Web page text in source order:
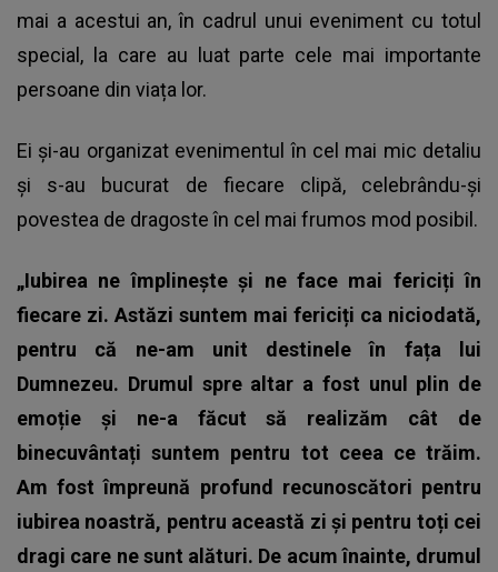
mai a acestui an, în cadrul unui eveniment cu totul
special, la care au luat parte cele mai importante
persoane din viața lor.
Ei și-au organizat evenimentul în cel mai mic detaliu
și s-au bucurat de fiecare clipă, celebrându-și
povestea de dragoste în cel mai frumos mod posibil.
„Iubirea ne împlinește și ne face mai fericiți în
fiecare zi. Astăzi suntem mai fericiți ca niciodată,
pentru că ne-am unit destinele în fața lui
Dumnezeu. Drumul spre altar a fost unul plin de
emoție și ne-a făcut să realizăm cât de
binecuvântați suntem pentru tot ceea ce trăim.
Am fost împreună profund recunoscători pentru
iubirea noastră, pentru această zi și pentru toți cei
dragi care ne sunt alături. De acum înainte, drumul